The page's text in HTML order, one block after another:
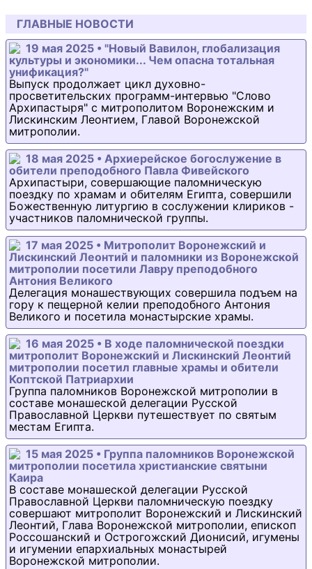
ГЛАВНЫЕ НОВОСТИ
19 мая 2025 • "Новый Вавилон, глобализация
культуры и экономики... Чем опасна тотальная
унификация?"
Выпуск продолжает цикл духовно-
просветительских программ-интервью "Слово
Архипастыря" с митрополитом Воронежским и
Лискинским Леонтием, Главой Воронежской
митрополии.
18 мая 2025 • Архиерейское богослужение в
обители преподобного Павла Фивейского
Архипастыри, совершающие паломническую
поездку по храмам и обителям Египта, совершили
Божественную литургию в сослужении клириков -
участников паломнической группы.
17 мая 2025 • Митрополит Воронежский и
Лискинский Леонтий и паломники из Воронежской
митрополии посетили Лавру преподобного
Антония Великого
Делегация монашествующих совершила подъем на
гору к пещерной келии преподобного Антония
Великого и посетила монастырские храмы.
16 мая 2025 • В ходе паломнической поездки
митрополит Воронежский и Лискинский Леонтий
митрополии посетил главные храмы и обители
Коптской Патриархии
Группа паломников Воронежской митрополии в
составе монашеской делегации Русской
Православной Церкви путешествует по святым
местам Египта.
15 мая 2025 • Группа паломников Воронежской
митрополии посетила христианские святыни
Каира
В составе монашеской делегации Русской
Православной Церкви паломническую поездку
совершают митрополит Воронежский и Лискинский
Леонтий, Глава Воронежской митрополии, епископ
Россошанский и Острогожский Дионисий, игумены
и игумении епархиальных монастырей
Воронежской митрополии.